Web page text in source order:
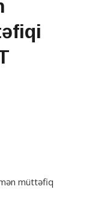
müttəfiq